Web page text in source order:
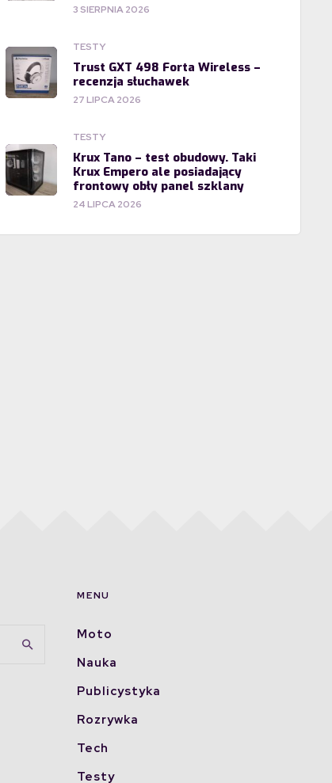
3 SIERPNIA 2026
TESTY
Trust GXT 498 Forta Wireless –
recenzja słuchawek
27 LIPCA 2026
TESTY
Krux Tano – test obudowy. Taki
Krux Empero ale posiadający
frontowy obły panel szklany
24 LIPCA 2026
MENU
Moto
Nauka
Publicystyka
Rozrywka
Tech
Testy